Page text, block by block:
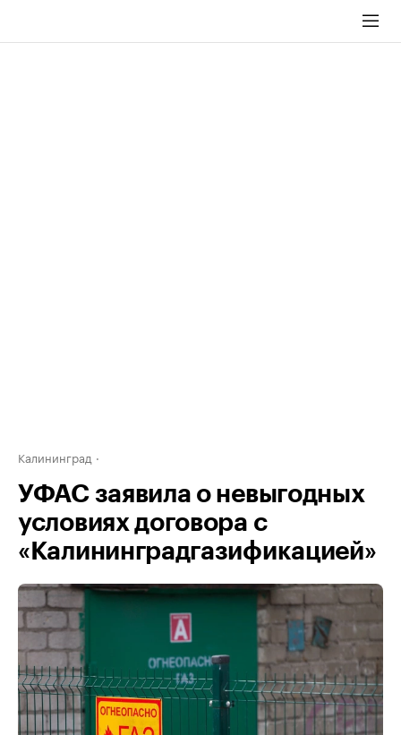
Калининград
УФАС заявила о невыгодных
условиях договора с
«Калининградгазификацией»